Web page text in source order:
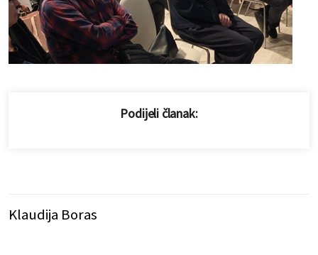
Podijeli članak:
Klaudija Boras